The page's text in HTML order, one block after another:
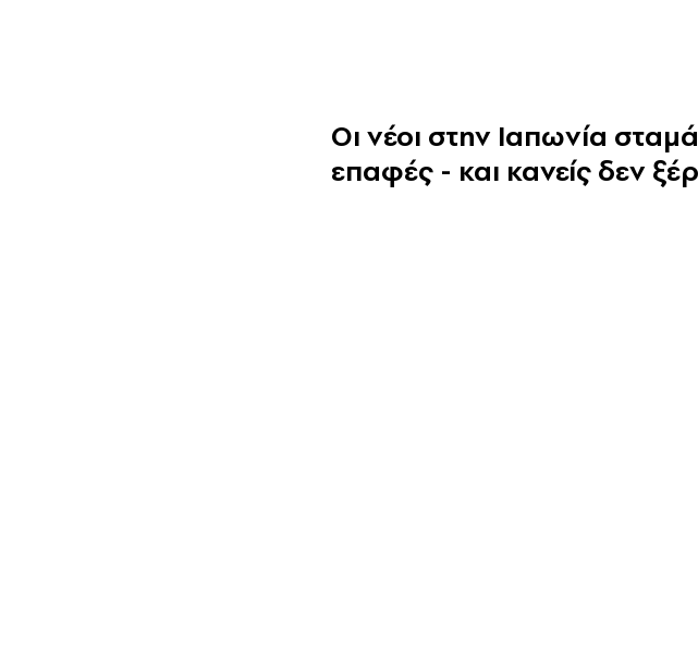
Οι νέοι στην Ιαπωνία
επαφές - και κανείς δεν